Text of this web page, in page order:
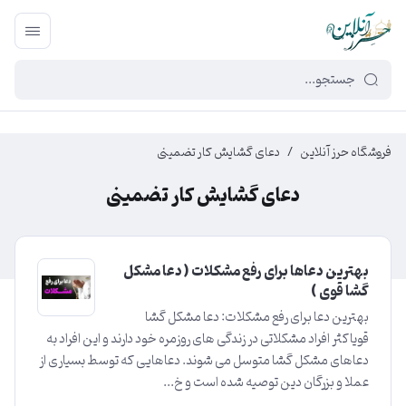
449f43cf-3da2-4422-bb12-2566cb5b8b05
فروشگاه حرز آنلاین / دعای گشایش کار تضمینی
دعای گشایش کار تضمینی
بهترین دعاها برای رفع مشکلات ( دعا مشکل
گشا قوی )
بهترین دعا برای رفع مشکلات: دعا مشکل گشا
قویاکثر افراد مشکلاتی در زندگی های روزمره خود دارند و این افراد به
دعاهای مشکل گشا متوسل می شوند. دعاهایی که توسط بسیاری از
عملا و بزرگان دین توصیه شده است و خ...